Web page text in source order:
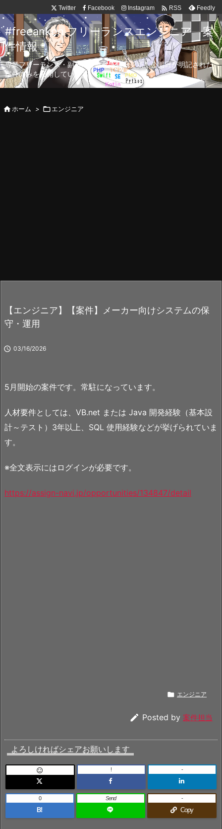
Twitter Facebook Instagram  RSS Feedly
#freeanken フリーランスエンジニア 案
件情報
専業フリーランス・副業向け案件を毎日更新！公開日が明記された
案件のみを公開しています。
ホーム > エンジニア
【エンジニア】【案件】メーカー向けシステムの保
守・運用
 03/16/2026
5月開始の案件です。常駐になっています。
人材要件としては、VB.net または Java 開発経験（基本設
計～テスト）3年以上、SQL 使用経験などが挙げられていま
す。
※全文表示にはログインが必要です。
https://assign-navi.jp/opportunities/134847/detail
 エンジニア
 Posted by 案件担当
よろしければシェアお願いします
 ! -
B!
0 Send
Copy
-